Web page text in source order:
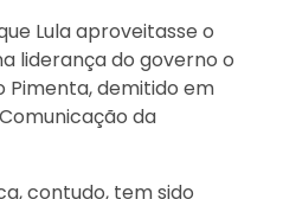
Lula aproveitasse o
liderança do governo o
demitido em
da
contudo, tem sido